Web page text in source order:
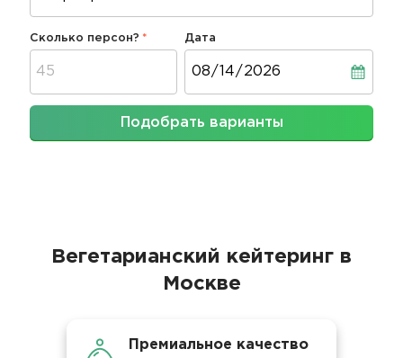
Сколько персон? Дата
Подобрать варианты
Вегетарианский кейтеринг в
Москве
Премиальное качество